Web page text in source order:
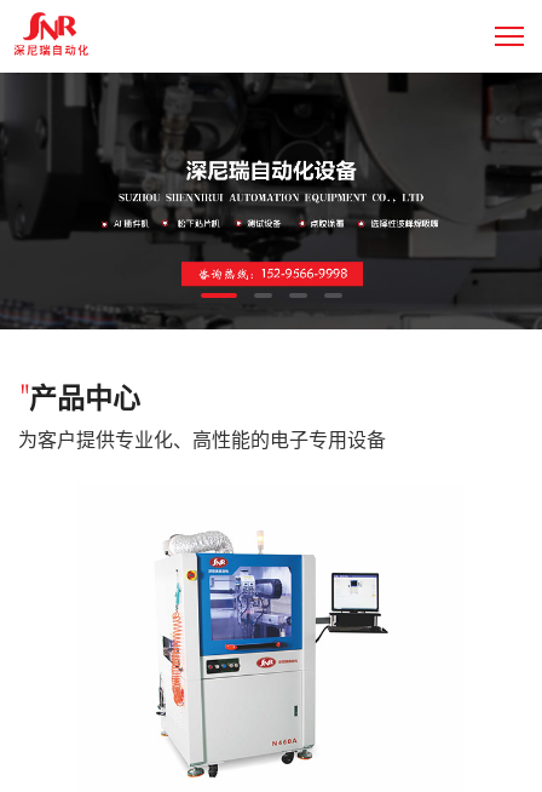
"产品中心
为客户提供专业化、高性能的电子专用设备